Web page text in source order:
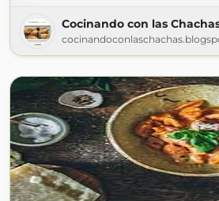
Cocinando con las